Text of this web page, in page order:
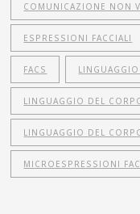
COMUNICAZIONE NON
ESPRESSIONI FACCIALI
FACS
LINGUAGGIO DEL
LINGUAGGIO DEL
MICROESPRESSIONI